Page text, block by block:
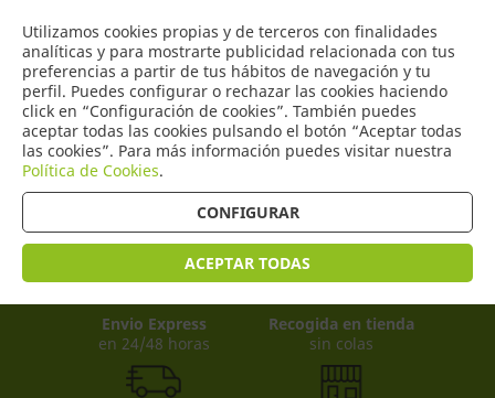
Utilizamos cookies propias y de terceros con finalidades
analíticas y para mostrarte publicidad relacionada con tus
preferencias a partir de tus hábitos de navegación y tu
perfil. Puedes configurar o rechazar las cookies haciendo
click en “Configuración de cookies”. También puedes
aceptar todas las cookies pulsando el botón “Aceptar todas
las cookies”. Para más información puedes visitar nuestra
Política de Cookies.
CONFIGURAR
ACEPTAR TODAS
0
COMERCIO
DE TORRIJOS
Productos (0)
Envio Express
en 24/48 horas
Recogida en tienda
sin colas